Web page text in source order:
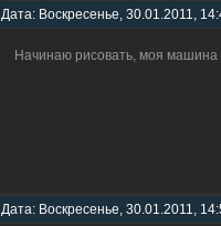
Дата: Воскресенье, 30.01.2011,
Начинаю рисовать, моя машина
Дата: Воскресенье, 30.01.2011,